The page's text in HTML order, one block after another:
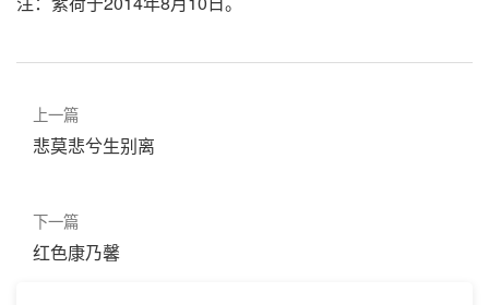
上一篇
悲莫悲兮生别离
下一篇
红色康乃馨